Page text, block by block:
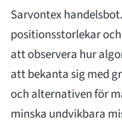
Sarvontex
positionsstorlekar
att observera hur
att bekanta sig med
och alternativen för
minska undvikbara